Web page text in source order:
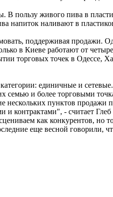
В пользу живого пива в
напиток наливают в
поддерживая продажи.
в Киеве работают от
торговых точек в Одессе,
единичные и
семью и более торговыми
нескольких пунктов продажи
контрактами", - считает
как конкурентов, но
еще весной говорили,